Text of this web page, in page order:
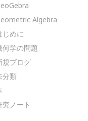
Algebra
じめに
何学の問題
規ブログ
分類
究ノート